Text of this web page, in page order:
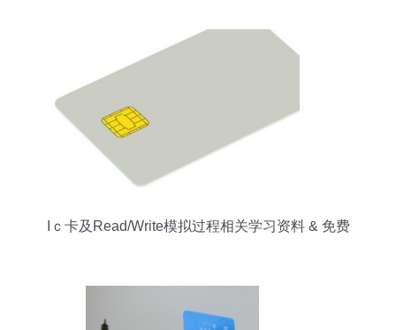
Iｃ卡及Read/Write模拟过程相关学习资料 & 免费